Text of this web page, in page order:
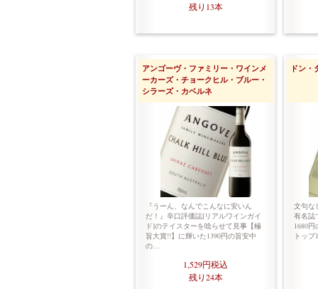
残り13本
アンゴーヴ・ファミリー・ワインメ
ーカーズ・チョークヒル・ブルー・
シラーズ・カベルネ
『うーん、なんでこんなに安いん
だ！』辛口評価誌[リアルワインガイ
ド]のテイスターを唸らせて見事【極
旨大賞!!】に輝いた1390円の旨安中
の…
1,529円税込
残り24本
ドン
文句な
有名誌
1680
トッ